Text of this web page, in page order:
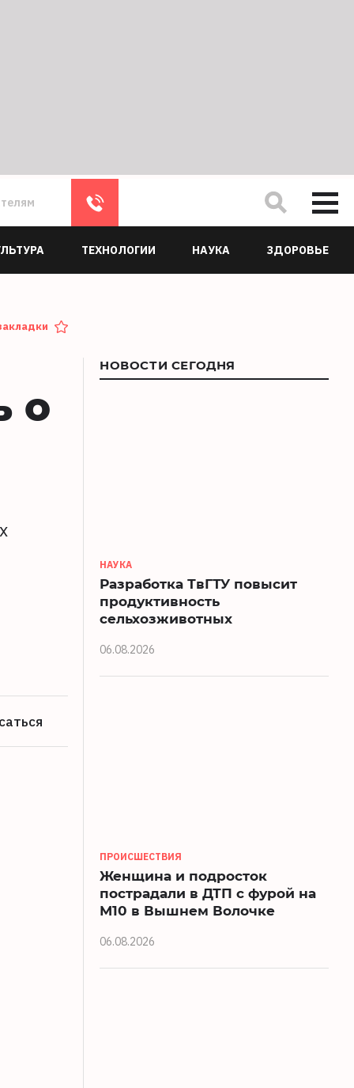
ТЕХНОЛОГИИ НАУКА ЗДОРОВЬЕ
о
НОВОСТИ СЕГОДНЯ
НАУКА
Разработка ТвГТУ повысит
продуктивность
сельхозживотных
06.08.2026
ПРОИСШЕСТВИЯ
Женщина и подросток
пострадали в ДТП с фурой на
М10 в Вышнем Волочке
06.08.2026